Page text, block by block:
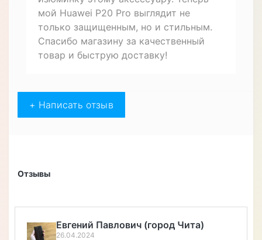
мой Huawei P20 Pro выглядит не
только защищенным, но и стильным.
Спасибо магазину за качественный
товар и быструю доставку!
+ Написать отзыв
Отзывы
Алексей Верегин
22.04.2024